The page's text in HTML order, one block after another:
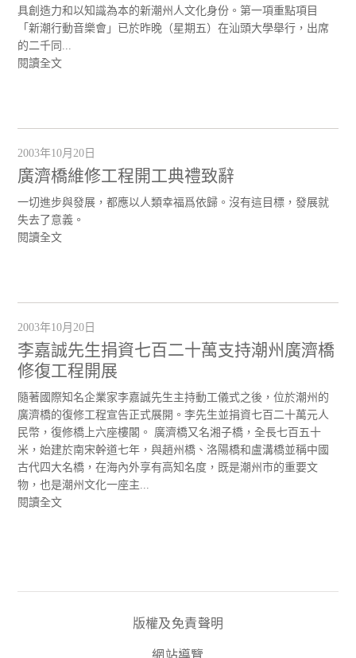
具創造力和以知識為本的新潮州人文化身份。第一項重點項目
「新潮行動音樂會」已於昨晚（星期五）在汕頭大學舉行，出席
的二千同...
閱讀全文
2003年10月20日
廣濟橋維修工程開工典禮致辭
一切進步與發展，都應以人類幸福爲依歸。沒有這目標，發展就
失去了意義。
閱讀全文
2003年10月20日
李嘉誠先生捐資七百二十萬支持潮州廣濟橋
修復工程開展
隨著國際知名企業家李嘉誠先生主持動工儀式之後，位於潮州的
廣濟橋的復修工程宣告正式展開。李先生並捐資七百二十萬元人
民幣，復修橋上六座樓閣。 廣濟橋又名湘子橋，全長七百五十
米，始建於南宋幹道七年，與趙州橋、洛陽橋和盧溝橋並稱中國
古代四大名橋，在海內外享有高知名度，既是潮州市的重要文
物，也是潮州文化一座主...
閱讀全文
版權及免責聲明